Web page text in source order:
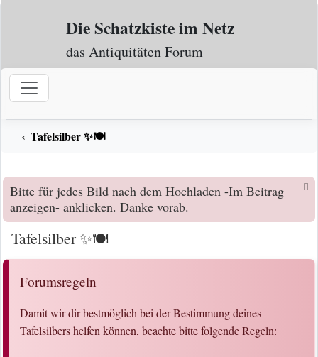
Zum Inhalt
Die Schatzkiste im Netz
das Antiquitäten Forum
Tafelsilber ✨🍽️
Bitte für jedes Bild nach dem Hochladen -Im Beitrag
anzeigen- anklicken. Danke vorab.
Tafelsilber ✨🍽️
Forumsregeln
Damit wir dir bestmöglich bei der Bestimmung deines
Tafelsilbers helfen können, beachte bitte folgende Regeln: